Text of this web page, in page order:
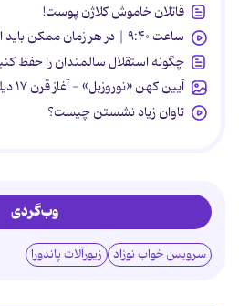
قاتلان خاموش کلاژن پوست!
ساعت ۹:۴۰ | در هر زمان ممکن باید انتقامشان را پس بدهند
چگونه استقلال سالمندان را حفظ
آیین کهن «نوروزبل» - آغاز قرن ۱۷ دیلمی
تاوان زیاد نشستن چیست؟
وب‌گردی
سرویس خواب نوزاد زیورآلات پاندورا